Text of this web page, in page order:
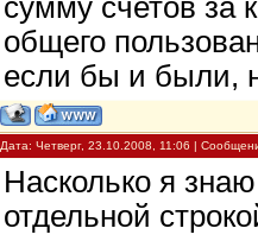
сумму счетов за
общего
если бы и были,
Дата: Четверг, 23.10.2008, 11:06 |
Насколько я
отдельной